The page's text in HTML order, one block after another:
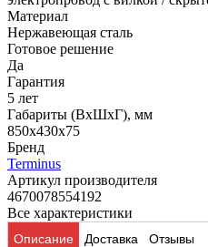
Материал
Нержавеющая сталь
Готовое решение
Да
Гарантия
5 лет
Габариты (ВхШхГ), мм
850х430х75
Бренд
Terminus
Артикул производителя
4670078554192
Все характеристики
Описание Доставка Отзывы